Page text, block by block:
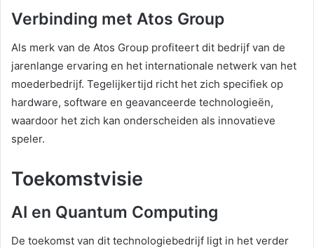
Verbinding met Atos Group
Als merk van de Atos Group profiteert dit bedrijf van de
jarenlange ervaring en het internationale netwerk van het
moederbedrijf. Tegelijkertijd richt het zich specifiek op
hardware, software en geavanceerde technologieën,
waardoor het zich kan onderscheiden als innovatieve
speler.
Toekomstvisie
AI en Quantum Computing
De toekomst van dit technologiebedrijf ligt in het verder